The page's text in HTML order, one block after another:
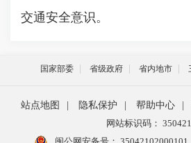
交通安全意识。
国家部委 省级政府 省内地市
站点地图 隐私保护 帮助中心
网站标识码：